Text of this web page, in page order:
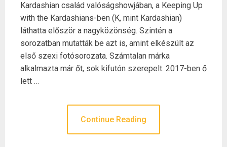
Kardashian család valóságshowjában, a Keeping Up
with the Kardashians-ben (K, mint Kardashian)
láthatta először a nagyközönség. Szintén a
sorozatban mutatták be azt is, amint elkészült az
első szexi fotósorozata. Számtalan márka
alkalmazta már őt, sok kifutón szerepelt. 2017-ben ő
lett …
Continue Reading